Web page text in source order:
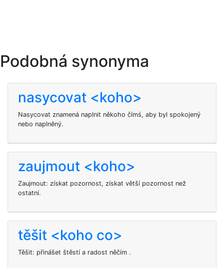
Podobná synonyma
nasycovat <koho>
Nasycovat znamená naplnit někoho čímś, aby byl spokojený
nebo naplněný.
zaujmout <koho>
Zaujmout: získat pozornost, získat větší pozornost než
ostatní.
těšit <koho co>
Těšit: přinášet štěstí a radost něčím .